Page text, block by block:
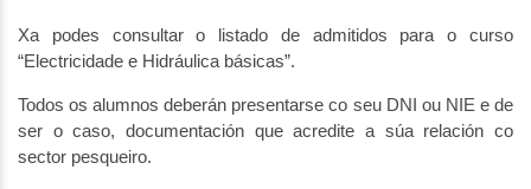
Xa podes consultar o listado de admitidos para o curso
“Electricidade e Hidráulica básicas”.
Todos os alumnos deberán presentarse co seu DNI ou NIE e de
ser o caso, documentación que acredite a súa relación co
sector pesqueiro.